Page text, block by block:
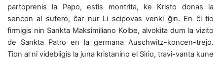
partoprenis la Papo, estis montrita, ke Kristo donas la
sencon al sufero, ĉar nur Li scipovas venki ĝin. En ĉi tio
firmigis nin Sankta Maksimiliano Kolbe, alvokita dum la vizito
de Sankta Patro en la germana Auschwitz-koncen-trejo.
Tion al ni videbligis la juna kristanino el Sirio, travi-vanta kune